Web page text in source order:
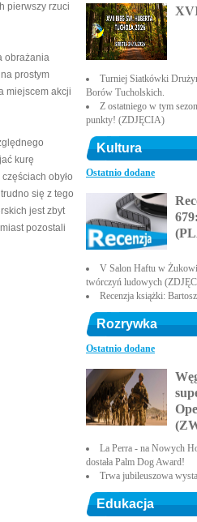
pierwszy rzuci
obrażania
prostym
miejscem akcji
kurę
obyło
się z tego
jest zbyt
pozostali
Turniej Siatkówki
Borów Tucholskich.
Z ostatniego w tym
punkty! (ZDJĘCIA)
Kultura
Ostatnio dodane
V Salon Haftu w
twórczyń ludowych
Recenzja książki:
Rozrywka
Ostatnio dodane
La Perra - na Nowych
dostała Palm Dog Award!
Trwa jubileuszowa
Edukacja